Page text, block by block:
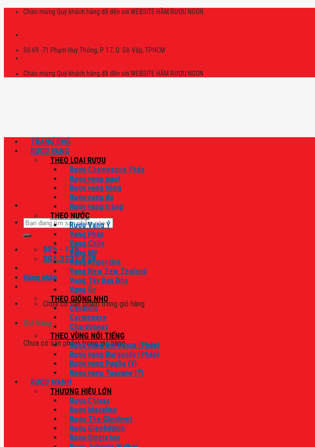
Skip
Chào mừng Quý khách hàng đã đến với WEBSITE HẦM RƯỢU NGON
Số 69 -71 Phạm Huy Thông, P. 17, Q. Gò Vấp, TPHCM
Chào mừng Quý khách hàng đã đến với WEBSITE HẦM RƯỢU NGON
Tìm
kiếm:
08h - 17h
084.2222.678
Đăng nhập
Chưa có sản phẩm trong giỏ hàng.
Giỏ hàng
Chưa có sản phẩm trong giỏ hàng.
TRANG CHỦ
RƯỢU VANG
THEO LOẠI RƯỢU
Rượu Champagne Pháp
Rượu vang ngọt
Rượu vang hồng
Rượu vang đỏ
Rượu vang trắng
THEO NƯỚC
Rượu Vang Ý
Vang Pháp
Vang Chile
Vang Mỹ
Vang Argentina
Vang New Zew Zealand
Vang Tây Ban Nha
Vang Úc
THEO GIỐNG NHO
Canaiolo
Carmenere
Chardonnay
THEO VÙNG NỔI TIẾNG
Rượu vang Bordeaux (Pháp)
Rượu vang Burgundy (Pháp)
Rượu vang Puglia (Ý)
Rượu vang Tuscany (Ý)
RƯỢU MẠNH
THƯƠNG HIỆU LỚN
Rượu Chivas
Rượu Macallan
Rượu The Glenlivet
Rượu Glenfiddich
Rượu Singleton